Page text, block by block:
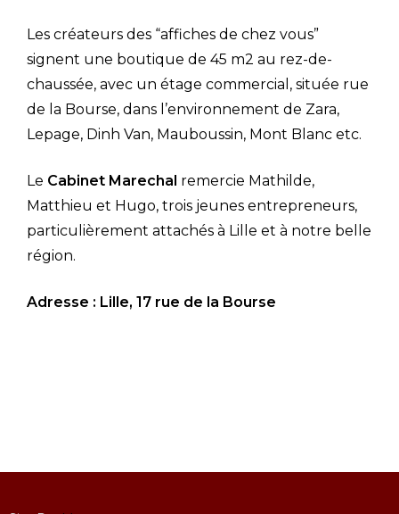
Les créateurs des “affiches de chez vous”
signent une boutique de 45 m2 au rez-de-
chaussée, avec un étage commercial, située rue
de la Bourse, dans l’environnement de Zara,
Lepage, Dinh Van, Mauboussin, Mont Blanc etc.
Le Cabinet Marechal remercie Mathilde,
Matthieu et Hugo, trois jeunes entrepreneurs,
particulièrement attachés à Lille et à notre belle
région.
Adresse : Lille, 17 rue de la Bourse